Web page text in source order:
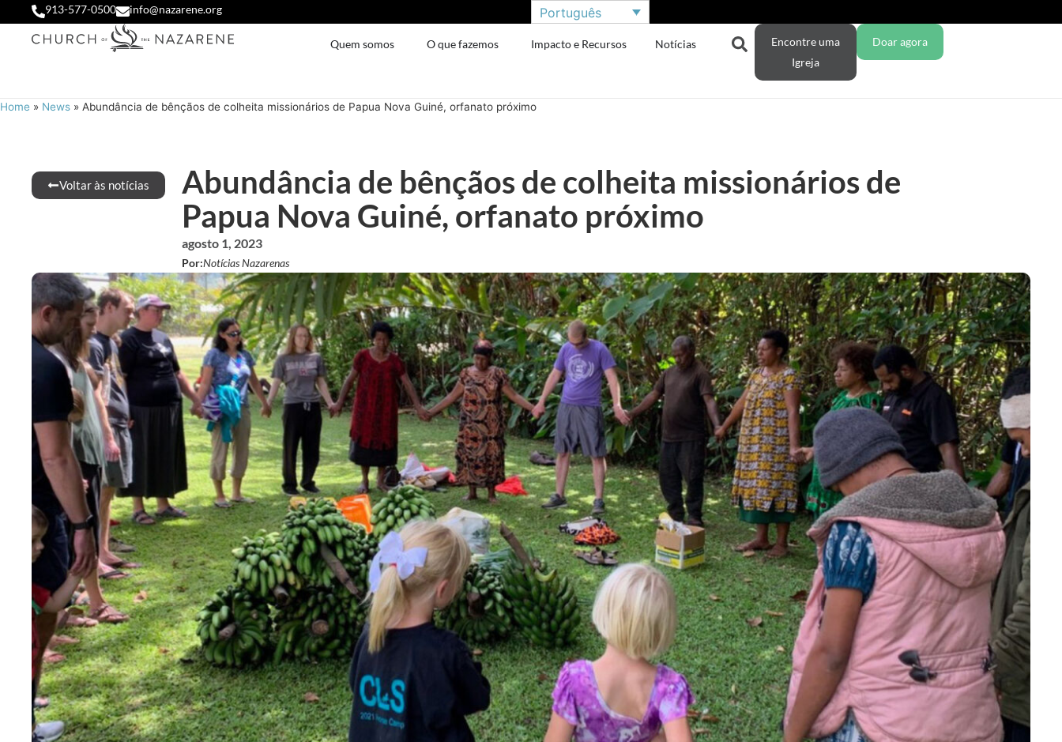
913-577-0500 info@nazarene.org Português
Quem somos O que fazemos Impacto e Recursos Notícias
Encontre uma
Igreja
Doar agora
Home » News » Abundância de bênçãos de colheita missionários de Papua Nova Guiné, orfanato próximo
Voltar às notícias
Abundância de bênçãos de colheita missionários de
Papua Nova Guiné, orfanato próximo
agosto 1, 2023
Por:Notícias Nazarenas